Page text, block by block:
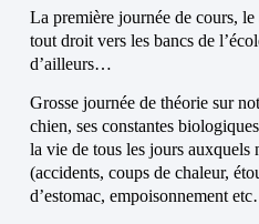
La première journée de cours, le
tout droit vers les bancs de
d’ailleurs…
Grosse journée de théorie sur
chien, ses constantes
la vie de tous les jours auxquels
(accidents, coups de chaleur,
d’estomac, empoisonnement